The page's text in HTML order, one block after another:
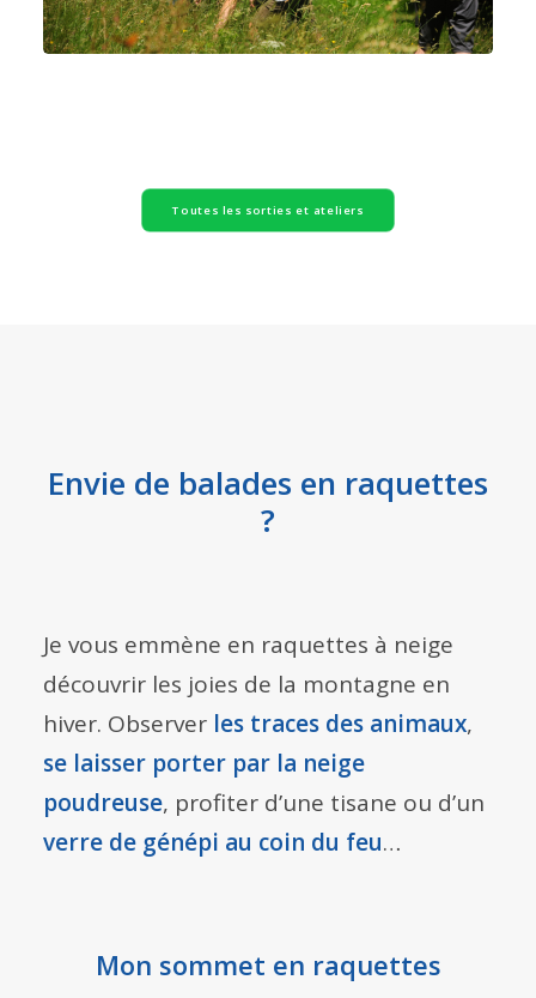
Toutes les sorties et ateliers
Envie de balades en raquettes
?
Je vous emmène en raquettes à neige
découvrir les joies de la montagne en
hiver. Observer les traces des animaux,
se laisser porter par la neige
poudreuse, profiter d’une tisane ou d’un
verre de génépi au coin du feu…
Mon sommet en raquettes